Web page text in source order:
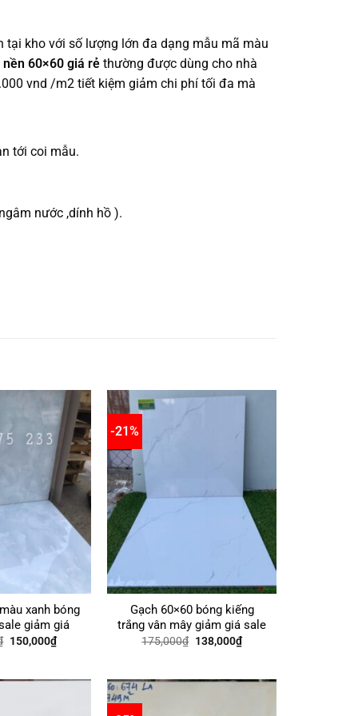
tại kho với số lượng lớn đa dạng mẫu mã màu
nền 60×60 giá rẻ thường được dùng cho nhà
vnd /m2 tiết kiệm giảm chi phí tối đa mà
tới coi mẫu.
nước ,dính hồ ).
xanh bóng
giảm giá
Giá
150,000₫Giá
hiện
150,000₫.
-21%
Gạch 60×60 bóng kiếng
trắng vân mây giảm giá sale
175,000₫ Giá
138,000₫Giá
hiện
138,000₫.